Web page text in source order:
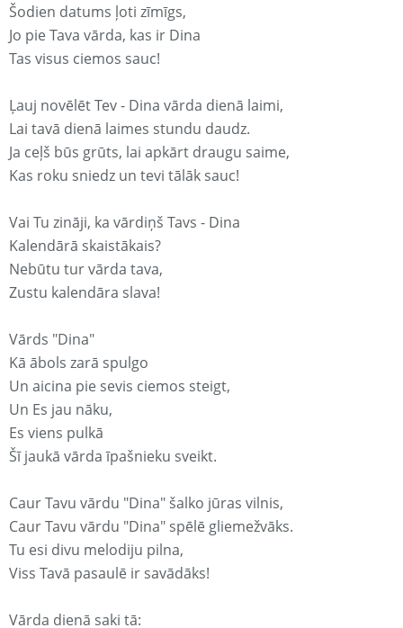
Šodien datums ļoti zīmīgs,
Jo pie Tava vārda, kas ir Dina
Tas visus ciemos sauc!
Ļauj novēlēt Tev - Dina vārda dienā laimi,
Lai tavā dienā laimes stundu daudz.
Ja ceļš būs grūts, lai apkārt draugu saime,
Kas roku sniedz un tevi tālāk sauc!
Vai Tu zināji, ka vārdiņš Tavs - Dina
Kalendārā skaistākais?
Nebūtu tur vārda tava,
Zustu kalendāra slava!
Vārds "Dina"
Kā ābols zarā spulgo
Un aicina pie sevis ciemos steigt,
Un Es jau nāku,
Es viens pulkā
Šī jaukā vārda īpašnieku sveikt.
Caur Tavu vārdu "Dina" šalko jūras vilnis,
Caur Tavu vārdu "Dina" spēlē gliemežvāks.
Tu esi divu melodiju pilna,
Viss Tavā pasaulē ir savādāks!
Vārda dienā saki tā: